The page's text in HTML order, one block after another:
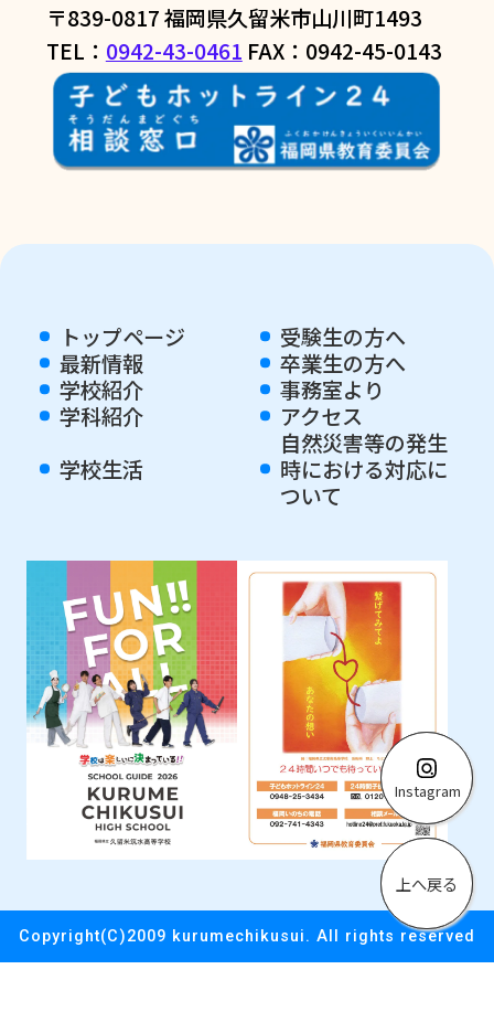
〒839-0817 福岡県久留米市山川町1493
TEL： 0942-43-0461 FAX：0942-45-0143
トップページ
受験生の方へ
最新情報
卒業生の方へ
学校紹介
事務室より
学科紹介
アクセス
学校生活
自然災害等の発生
時における対応に
ついて
Instagram
上へ戻る
Copyright(C)2009 kurumechikusui. All rights reserved